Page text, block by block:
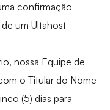
confirmação
um Ultahost
nossa Equipe de
o Titular do Nome
(5) dias para